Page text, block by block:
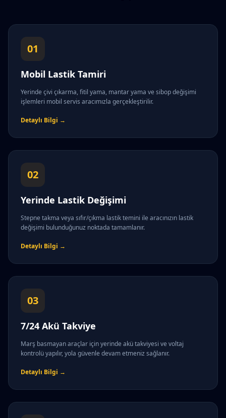
01
Mobil Lastik Tamiri
Yerinde çivi çıkarma, fitil yama, mantar yama ve sibop değişimi
işlemleri mobil servis aracımızla gerçekleştirilir.
Detaylı Bilgi →
02
Yerinde Lastik Değişimi
Stepne takma veya sıfır/çıkma lastik temini ile aracınızın lastik
değişimi bulunduğunuz noktada tamamlanır.
Detaylı Bilgi →
03
7/24 Akü Takviye
Marş basmayan araçlar için yerinde akü takviyesi ve voltaj
kontrolü yapılır, yola güvenle devam etmeniz sağlanır.
Detaylı Bilgi →